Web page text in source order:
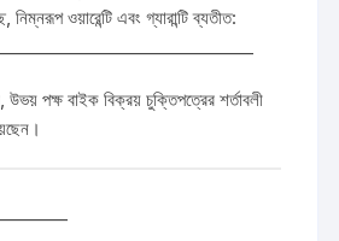
ওয়ারেন্টি এবং গ্যারান্টি ব্যতীত:
উভয় পক্ষ বাইক বিক্রয় চুক্তিপত্রের শর্তাবলী